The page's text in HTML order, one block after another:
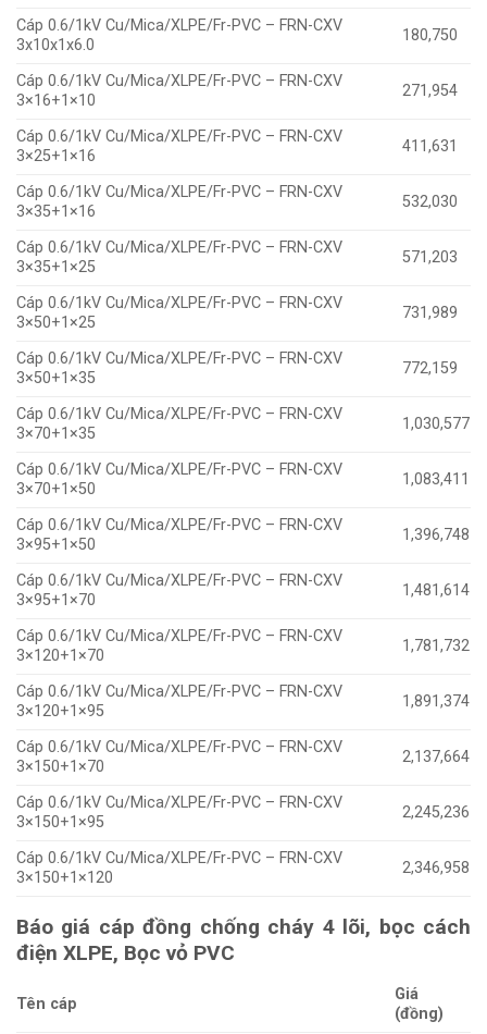
Cáp 0.6/1kV Cu/Mica/XLPE/Fr-PVC – FRN-CXV
3x10x1x6.0
180,750
Cáp 0.6/1kV Cu/Mica/XLPE/Fr-PVC – FRN-CXV
3×16+1×10
271,954
Cáp 0.6/1kV Cu/Mica/XLPE/Fr-PVC – FRN-CXV
3×25+1×16
411,631
Cáp 0.6/1kV Cu/Mica/XLPE/Fr-PVC – FRN-CXV
3×35+1×16
532,030
Cáp 0.6/1kV Cu/Mica/XLPE/Fr-PVC – FRN-CXV
3×35+1×25
571,203
Cáp 0.6/1kV Cu/Mica/XLPE/Fr-PVC – FRN-CXV
3×50+1×25
731,989
Cáp 0.6/1kV Cu/Mica/XLPE/Fr-PVC – FRN-CXV
3×50+1×35
772,159
Cáp 0.6/1kV Cu/Mica/XLPE/Fr-PVC – FRN-CXV
3×70+1×35
1,030,577
Cáp 0.6/1kV Cu/Mica/XLPE/Fr-PVC – FRN-CXV
3×70+1×50
1,083,411
Cáp 0.6/1kV Cu/Mica/XLPE/Fr-PVC – FRN-CXV
3×95+1×50
1,396,748
Cáp 0.6/1kV Cu/Mica/XLPE/Fr-PVC – FRN-CXV
3×95+1×70
1,481,614
Cáp 0.6/1kV Cu/Mica/XLPE/Fr-PVC – FRN-CXV
3×120+1×70
1,781,732
Cáp 0.6/1kV Cu/Mica/XLPE/Fr-PVC – FRN-CXV
3×120+1×95
1,891,374
Cáp 0.6/1kV Cu/Mica/XLPE/Fr-PVC – FRN-CXV
3×150+1×70
2,137,664
Cáp 0.6/1kV Cu/Mica/XLPE/Fr-PVC – FRN-CXV
3×150+1×95
2,245,236
Cáp 0.6/1kV Cu/Mica/XLPE/Fr-PVC – FRN-CXV
3×150+1×120
2,346,958
Báo giá cáp đồng chống cháy 4 lõi, bọc cách
điện XLPE, Bọc vỏ PVC
Tên cáp
Giá
(đồng)